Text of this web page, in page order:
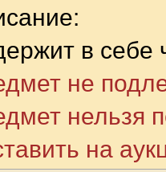
в себе
не
нельзя
на